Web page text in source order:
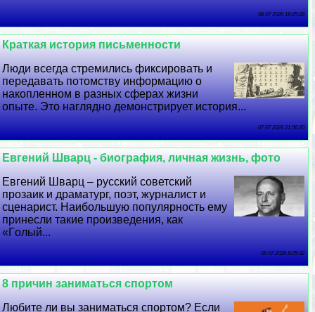
08 07 2026 18:25:28
Краткая история письменности
Люди всегда стремились фиксировать и
передавать потомству информацию о
накопленном в разных сферах жизни
опыте. Это наглядно демонстрирует история...
07 07 2026 21:56:20
Евгений Шварц - биография, личная жизнь, фото
Евгений Шварц – русский советский
прозаик и драматург, поэт, журналист и
сценарист. Наибольшую популярность ему
принесли такие произведения, как
«Гoлый...
06 07 2026 8:25:32
8 причин заниматься спортом
Любите ли вы заниматься спортом? Если